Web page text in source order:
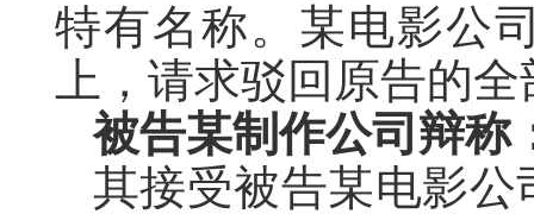
特有名称。某电影公
上，请求驳回原告的
被告某制作公司辩称
其接受被告某电影